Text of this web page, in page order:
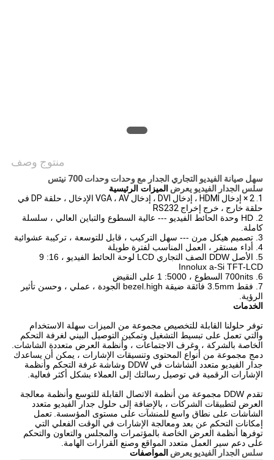
منتوج وصف
سهل صيانة الفيديو التجاري الجدار مع وحدات وحدات 700 نيتس
سلس الجدار الفيديو يعرض الميزات الرئيسية
1. 2 × إدخال HDMI ، إدخال DVI ، إدخال VGA ، AV الإدخال ، حلقة DP في
حلقة خارج ، خرج إخراج RS232
2. HD وحدة الحائط الفيديو --- عالية السطوع والتباين العالي ، سلسلة
كاملة.
3. تصميم هيكل مرن --- سهل التركيب ، قابل للتوسعة ، تركيبة عشوائية
4. أداء مستقر ، العمل المناسب لفترة طويلة
5. الأصل DDW الصف التجاري LCD لوحة الحائط الفيديو ، 16: 9
Innolux a-Si TFT-LCD
6. 700nits السطوع ، 5000: 1 على النقيض
7. فقط 3.5mm فائقة ضيقة bezel.high الجودة ، عملي ، وحسن تأثير
الرؤية.
الخدمات
توفر حلولنا القابلة للتخصيص مجموعة من الميزات سهلة الاستخدام
والتي تعمل على تبسيط التشغيل وتمكين التوصيل البيني لغرفة التحكم
الخاصة بالشركة ، وغرف الاجتماعات ، وأنظمة العرض متعددة الشاشات.
دمج مجموعة من أنواع المحتوى وتنسيقات الإشارات ، يمكن أن يساعدك
جدار الفيديو متعدد الشاشات في DDW وشاشة غرفة التحكم وأنظمة
الإشارات الرقمية في توصيل رسالتك إلى العملاء بشكل أكثر فعالية.
تقدم DDW مجموعة من أنظمة الاتصال القابلة للتوسع وأنظمة معالجة
العرض لتطبيقات الشركات ، بالإضافة إلى حلول جدار الفيديو متعدد
الشاشات على نطاق واسع للمنشآت على مستوى المؤسسة. تعمل
إمكانات التحكم عن بعد ومعالجة الإشارات في الوقت الفعلي التي
توفرها أنظمة العرض الخاصة بالمؤتمرات والمجلس والتعاون والتحكم
على دعم سير العمل متعدد المواقع وصنع القرارات الهامة.
سلس الجدار الفيديو يعرض المواصفات